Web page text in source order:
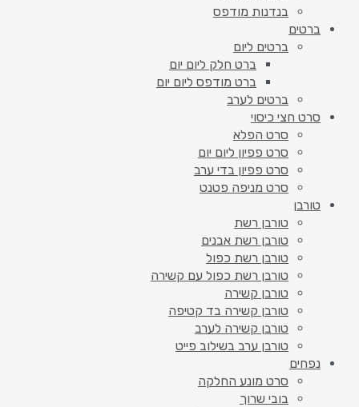
בנדנות מודפס
ברטים
ברטים ליום
ברט חלק ליום יום
ברט מודפס ליום יום
ברטים לערב
סרט חצי כיסוי
סרט הפלא
סרט פפיון ליום יום
סרט פפיון בדי ערב
סרט מניפה פטנט
טורבן
טורבן רשת
טורבן רשת אבנים
טורבן רשת כפול
טורבן רשת כפול עם קשירה
טורבן קשירה
טורבן קשירה בד קטיפה
טורבן קשירה לערב
טורבן ערב בשילוב פייט
נפחים
סרט מונע החלקה
בובי שרוך